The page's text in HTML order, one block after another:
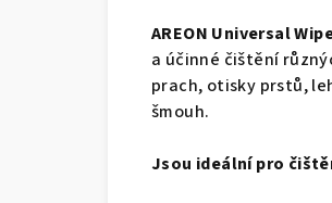
AREON Universal
a účinné čištění
prach, otisky prstů,
šmouh.
Jsou ideální pro